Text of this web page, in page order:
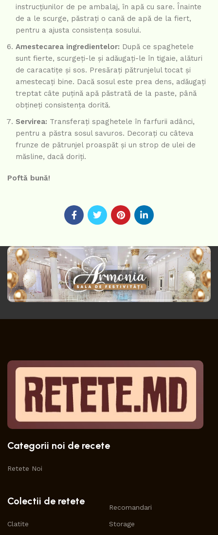
instrucțiunilor de pe ambalaj, în apă cu sare. Înainte
de a le scurge, păstrați o cană de apă de la fiert,
pentru a ajusta consistența sosului.
Amestecarea ingredientelor: După ce spaghetele
sunt fierte, scurgeți-le și adăugați-le în tigaie, alături
de caracatițe și sos. Presărați pătrunjelul tocat și
amestecați bine. Dacă sosul este prea dens, adăugați
treptat câte puțină apă păstrată de la paste, până
obțineți consistența dorită.
Servirea: Transferați spaghetele în farfurii adânci,
pentru a păstra sosul savuros. Decorați cu câteva
frunze de pătrunjel proaspăt și un strop de ulei de
măsline, dacă doriți.
Poftă bună!
Categorii noi de recete
Retete Noi
Colectii de retete
Clatite
Recomandari
Storage